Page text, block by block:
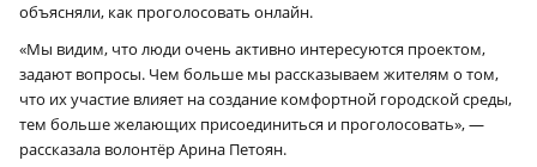
объясняли, как проголосовать онлайн.
«Мы видим, что люди очень активно интересуются проектом,
задают вопросы. Чем больше мы рассказываем жителям о том,
что их участие влияет на создание комфортной городской среды,
тем больше желающих присоединиться и проголосовать», —
рассказала волонтёр Арина Петоян.